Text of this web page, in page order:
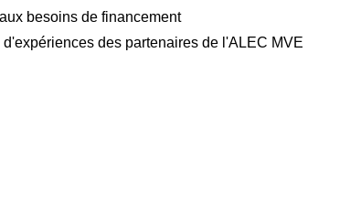
besoins de financement
des partenaires de l'ALEC MVE